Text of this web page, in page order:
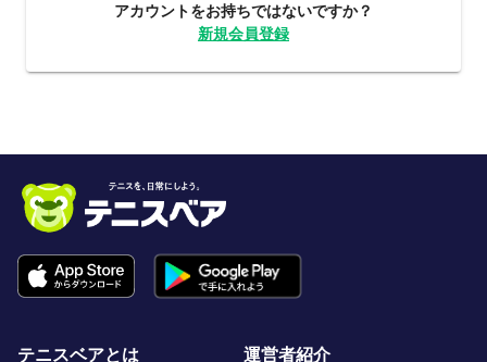
アカウントをお持ちではないですか？
新規会員登録
テニスベアとは 運営者紹介